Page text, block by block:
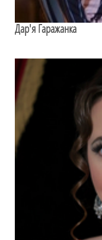
Дар'я Гаражанка